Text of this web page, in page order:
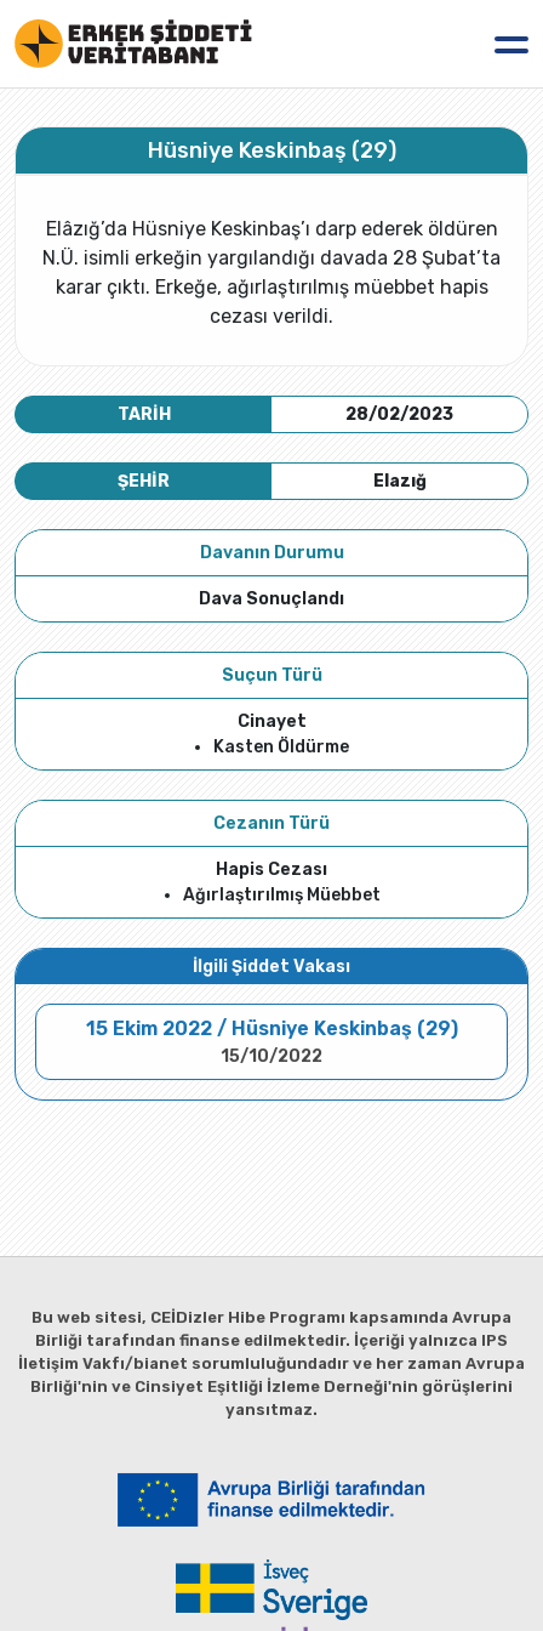
Hüsniye Keskinbaş (29)
Elâzığ’da Hüsniye Keskinbaş’ı darp ederek öldüren
N.Ü. isimli erkeğin yargılandığı davada 28 Şubat’ta
karar çıktı. Erkeğe, ağırlaştırılmış müebbet hapis
cezası verildi.
TARİH 28/02/2023
Elazığ
ŞEHİR
Davanın Durumu
Dava Sonuçlandı
Suçun Türü
Cinayet
Kasten Öldürme
Cezanın Türü
Hapis Cezası
Ağırlaştırılmış Müebbet
İlgili Şiddet Vakası
15 Ekim 2022 / Hüsniye Keskinbaş (29)
15/10/2022
Bu web sitesi, CEİDizler Hibe Programı kapsamında Avrupa
Birliği tarafından finanse edilmektedir. İçeriği yalnızca IPS
İletişim Vakfı/bianet sorumluluğundadır ve her zaman Avrupa
Birliği'nin ve Cinsiyet Eşitliği İzleme Derneği'nin görüşlerini
yansıtmaz.